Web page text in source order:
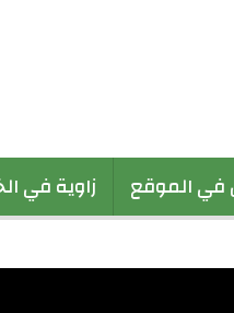
في الموقع زاوية في
في كل ماتراه